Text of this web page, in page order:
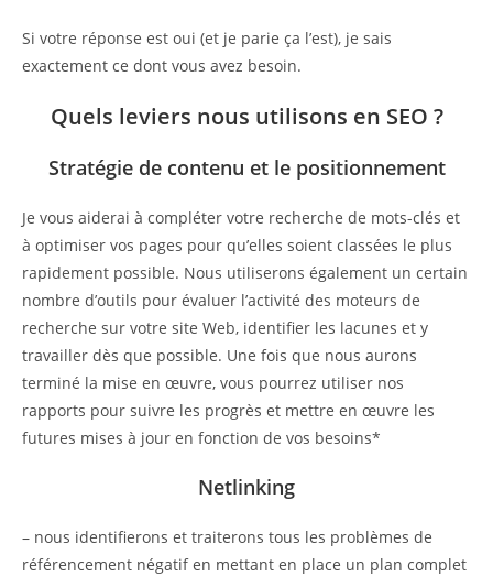
Si votre réponse est oui (et je parie ça l’est), je sais
exactement ce dont vous avez besoin.
Quels leviers nous utilisons en SEO ?
Stratégie de contenu et le positionnement
Je vous aiderai à compléter votre recherche de mots-clés et
à optimiser vos pages pour qu’elles soient classées le plus
rapidement possible. Nous utiliserons également un certain
nombre d’outils pour évaluer l’activité des moteurs de
recherche sur votre site Web, identifier les lacunes et y
travailler dès que possible. Une fois que nous aurons
terminé la mise en œuvre, vous pourrez utiliser nos
rapports pour suivre les progrès et mettre en œuvre les
futures mises à jour en fonction de vos besoins*
Netlinking
– nous identifierons et traiterons tous les problèmes de
référencement négatif en mettant en place un plan complet